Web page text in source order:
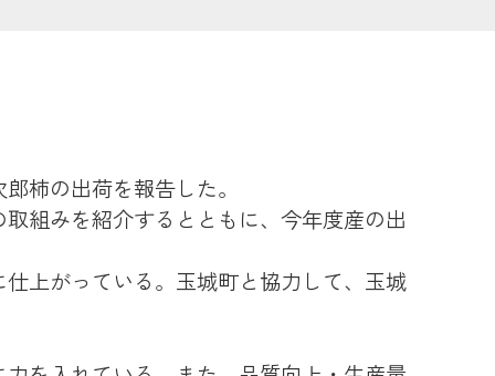
JA共済
くらし
柿の出荷を報告した。
組みを紹介するとともに、今年度産の出
上がっている。玉城町と協力して、玉城